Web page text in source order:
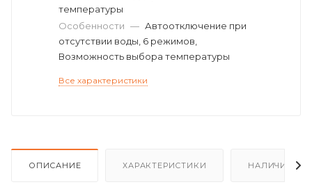
температуры
Особенности — Автоотключение при
отсутствии воды, 6 режимов,
Возможность выбора температуры
Все характеристики
ОПИСАНИЕ ХАРАКТЕРИСТИКИ НАЛИЧИЕ